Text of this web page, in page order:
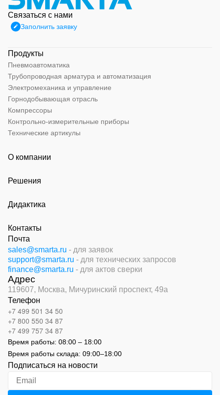
Связаться с нами
Заполнить заявку
Продукты
Пневмоавтоматика
Трубопроводная арматура и автоматизация
Электромеханика и управление
Горнодобывающая отрасль
Компрессоры
Контрольно-измерительные приборы
Технические артикулы
О компании
Решения
Дидактика
Контакты
Почта
sales@smarta.ru - для заявок
support@smarta.ru - для технических запросов
finance@smarta.ru - для актов сверки
Адрес
119607, Москва, Мичуринский проспект, 49а
Телефон
+7 499 501 34 50
+7 800 550 34 87
+7 499 757 34 87
Время работы: 08:00 – 18:00
Время работы склада: 09:00–18:00
Подписаться на новости